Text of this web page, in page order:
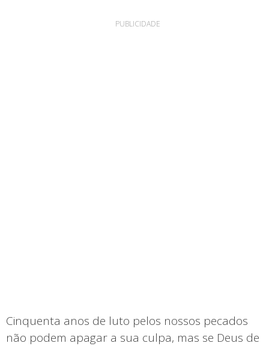
PUBLICIDADE
Cinquenta anos de luto pelos nossos pecados
não podem apagar a sua culpa, mas se Deus de